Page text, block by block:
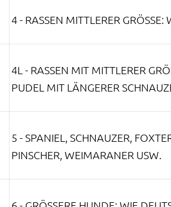
4 - RASSEN MITTLERER GRÖSSE:
4L - RASSEN MIT MITTLERER
UDEL MIT LÄNGERER
5 - SPANIEL, SCHNAUZER,
PINSCHER, WEIMARANER USW.